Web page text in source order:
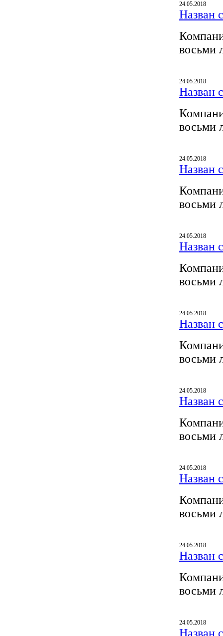
24.05.2018
Назван
восьми
24.05.2018
Назван
восьми
24.05.2018
Назван
восьми
24.05.2018
Назван
восьми
24.05.2018
Назван
восьми
24.05.2018
Назван
восьми
24.05.2018
Назван
восьми
24.05.2018
Назван
восьми
24.05.2018
Назван